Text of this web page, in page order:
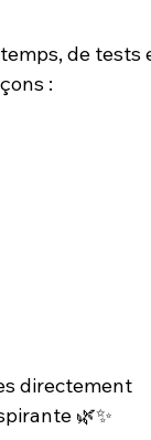
de tests
:
directement
🌿✨